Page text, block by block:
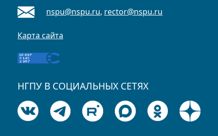
nspu@nspu.ru, rector@nspu.ru
Карта сайта
НГПУ В СОЦИАЛЬНЫХ СЕТЯХ